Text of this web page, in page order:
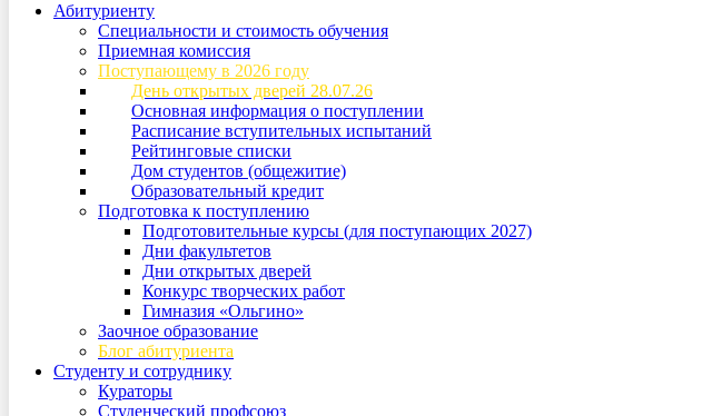
Абитуриенту
Специальности и стоимость обучения
Приемная комиссия
Поступающему в 2026 году
День открытых дверей 28.07.26
Основная информация о поступлении
Расписание вступительных испытаний
Рейтинговые списки
Дом студентов (общежитие)
Образовательный кредит
Подготовка к поступлению
Подготовительные курсы (для поступающих 2027)
Дни факультетов
Дни открытых дверей
Конкурс творческих работ
Гимназия «Ольгино»
Заочное образование
Блог абитуриента
Студенту и сотруднику
Кураторы
Студенческий профсоюз